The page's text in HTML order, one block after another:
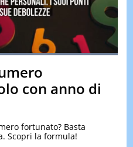
& TV
QUIZ
&
TEST
Loaded:100.00%
con anno di
fortunato? Basta
Scopri la formula!